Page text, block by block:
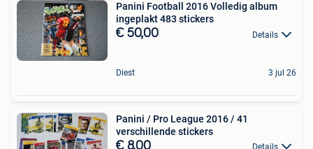
Panini Football 2016 Volledig album
ingeplakt 483 stickers
€ 50,00 Details
Diest 3 jul 26
Panini / Pro League 2016 / 41
verschillende stickers
€ 8,00 Details